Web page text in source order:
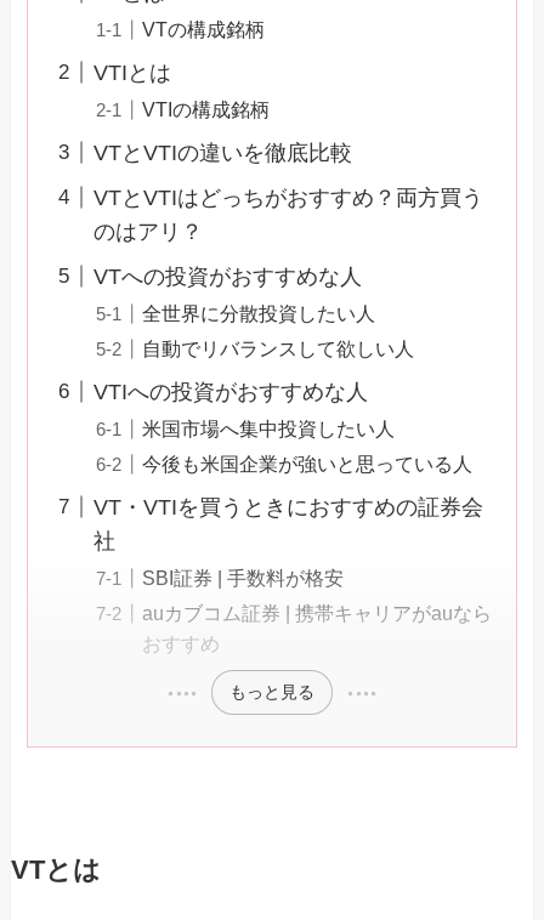
VTの構成銘柄
VTIとは
VTIの構成銘柄
VTとVTIの違いを徹底比較
VTとVTIはどっちがおすすめ？両方買う
のはアリ？
VTへの投資がおすすめな人
全世界に分散投資したい人
自動でリバランスして欲しい人
VTIへの投資がおすすめな人
米国市場へ集中投資したい人
今後も米国企業が強いと思っている人
VT・VTIを買うときにおすすめの証券会
社
SBI証券 | 手数料が格安
auカブコム証券 | 携帯キャリアがauなら
おすすめ
もっと見る
VTとは